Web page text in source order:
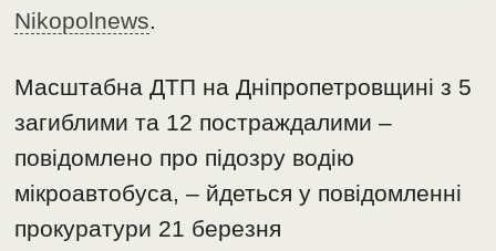
Nikopolnews.
Масштабна ДТП на Дніпропетровщині з 5
загиблими та 12 постраждалими –
повідомлено про підозру водію
мікроавтобуса, – йдеться у повідомленні
прокуратури 21 березня